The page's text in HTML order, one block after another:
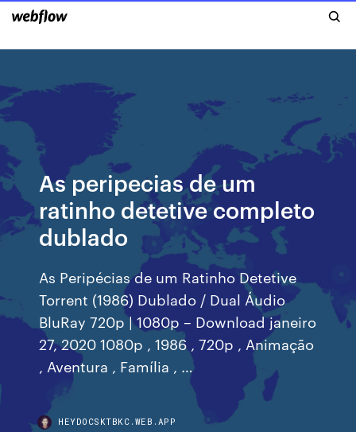
As peripecias de um
ratinho detetive completo
dublado
As Peripécias de um Ratinho Detetive
Torrent (1986) Dublado / Dual Áudio
BluRay 720p | 1080p – Download janeiro
27, 2020 1080p , 1986 , 720p , Animação
, Aventura , Família , …
HEYDOCSKTBKC.WEB.APP